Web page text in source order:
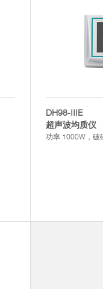
DH98-IIIE
超声波均质仪
功率 1000W，破